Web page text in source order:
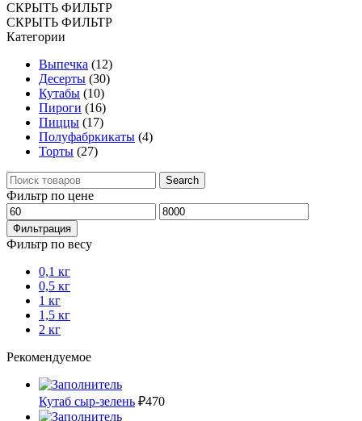
СКРЫТЬ ФИЛЬТР
СКРЫТЬ ФИЛЬТР
Категории
Выпечка (12)
Десерты (30)
Кутабы (10)
Пироги (16)
Пиццы (17)
Полуфабркикаты (4)
Торты (27)
Поиск
по:
Search
Фильтр по цене
Минимальная
цена
Максимальная
цена
Фильтрация
Фильтр по весу
0,1 кг
0,5 кг
1 кг
1,5 кг
2 кг
Рекомендуемое
Кутаб сыр-зелень ₽470